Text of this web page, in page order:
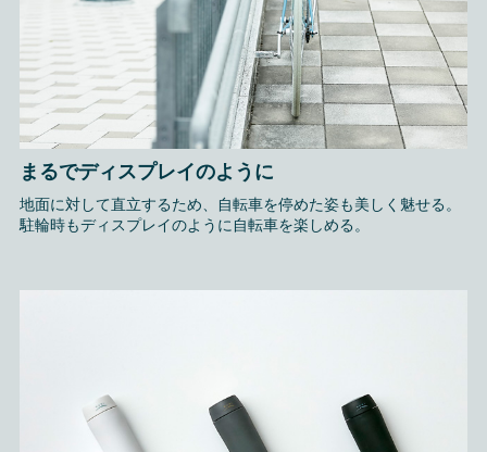
まるでディスプレイのように
地面に対して直立するため、自転車を停めた姿も美しく魅せる。
駐輪時もディスプレイのように自転車を楽しめる。